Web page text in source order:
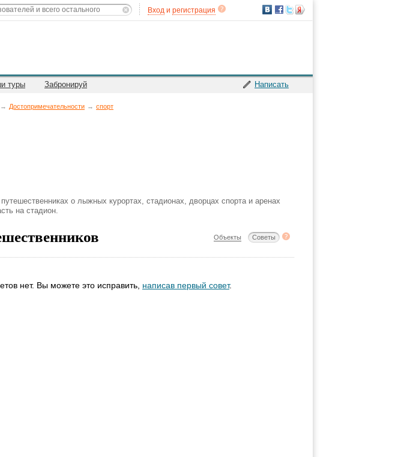
Вход и регистрация
Написать
туры Забронируй
→ Достопримечательности → спорт
о лыжных курортах, стадионах, дворцах спорта и аренах
на стадион.
Объекты Советы
нет. Вы можете это исправить, написав первый совет.